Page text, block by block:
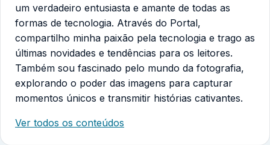
um verdadeiro entusiasta e amante de todas as
formas de tecnologia. Através do Portal,
compartilho minha paixão pela tecnologia e trago as
últimas novidades e tendências para os leitores.
Também sou fascinado pelo mundo da fotografia,
explorando o poder das imagens para capturar
momentos únicos e transmitir histórias cativantes.
Ver todos os conteúdos